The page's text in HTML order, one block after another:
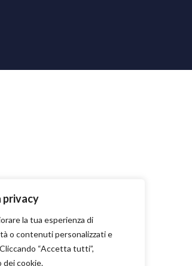
privacy
la tua esperienza di
o contenuti personalizzati e
“Accetta tutti”,
dei cookie.